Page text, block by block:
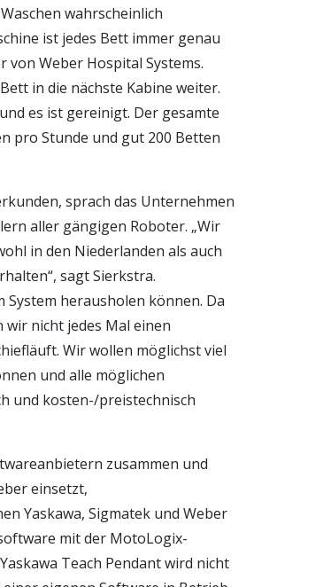
wahrscheinlich
ist jedes Bett immer genau
von Weber Hospital Systems.
in die nächste Kabine weiter.
es ist gereinigt. Der gesamte
pro Stunde und gut 200 Betten
sprach das Unternehmen
aller gängigen Roboter. „Wir
in den Niederlanden als auch
sagt Sierkstra.
System herausholen können. Da
nicht jedes Mal einen
Wir wollen möglichst viel
und alle möglichen
und kosten-/preistechnisch
zusammen und
einsetzt,
Yaskawa, Sigmatek und Weber
mit der MotoLogix-
Teach Pendant wird nicht